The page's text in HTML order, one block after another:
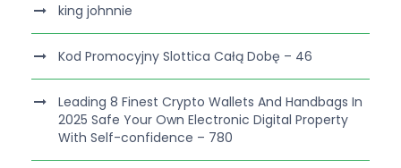
king johnnie
Kod Promocyjny Slottica Całą Dobę – 46
Leading 8 Finest Crypto Wallets And Handbags In
2025 Safe Your Own Electronic Digital Property
With Self-confidence – 780